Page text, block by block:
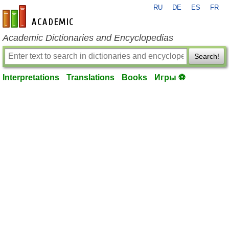
en-academic.com
RU DE ES FR
Academic Dictionaries and Encyclopedias
Search!
Interpretations Translations Books Игры ⚽